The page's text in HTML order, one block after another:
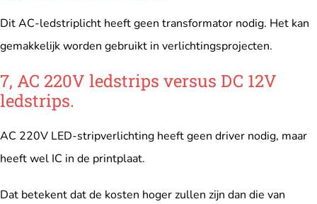
Dit AC-ledstriplicht heeft geen transformator nodig. Het kan
gemakkelijk worden gebruikt in verlichtingsprojecten.
7, AC 220V ledstrips versus DC 12V
ledstrips.
AC 220V LED-stripverlichting heeft geen driver nodig, maar
heeft wel IC in de printplaat.
Dat betekent dat de kosten hoger zullen zijn dan die van